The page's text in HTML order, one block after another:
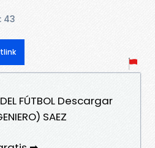
43
FÚTBOL Descargar
SAEZ